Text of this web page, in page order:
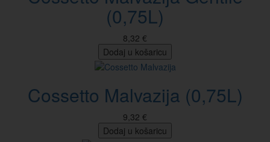
(0,75L)
8,32 €
Dodaj u košaricu
Cossetto Malvazija (0,75L)
9,32 €
Dodaj u košaricu